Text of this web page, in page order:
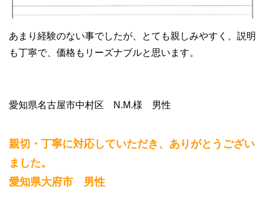
あまり経験のない事でしたが、とても親しみやすく、説明
も丁寧で、価格もリーズナブルと思います。
愛知県名古屋市中村区 N.M.様 男性
親切・丁寧に対応していただき、ありがとうござい
ました。
愛知県大府市 男性